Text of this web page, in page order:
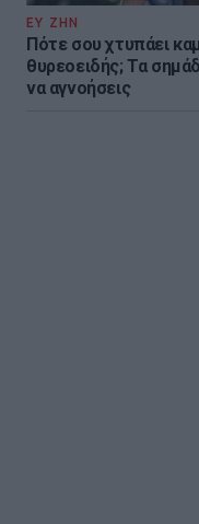
ΕΥ ΖΗΝ
Πότε σου χτυπάει
θυρεοειδής; Τα
να αγνοήσεις